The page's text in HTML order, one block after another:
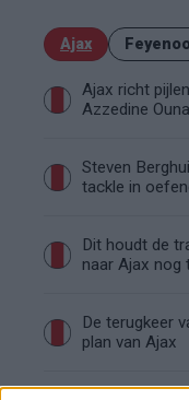
Ajax
Ajax richt
Azzedine
Steven
tackle in
Dit houdt de
naar Ajax nog
De terugkeer
plan van Ajax